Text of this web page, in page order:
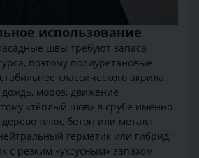
использование
швы требуют запаса
поэтому полиуретановые
классического акрила.
мороз, движение
«тёплый шов» в срубе именно
плюс бетон или металл
герметик или гибрид;
с резким «уксусным» запахом